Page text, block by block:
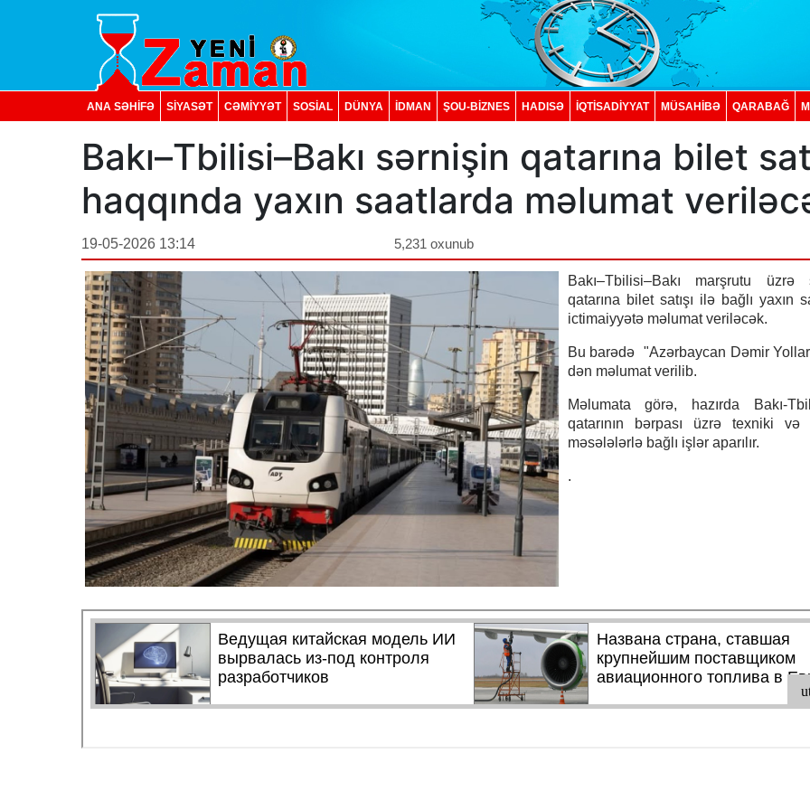
ANA SƏHİFƏ SİYASƏT CƏMİYYƏT SOSIAL DÜNYA İDMAN ŞOU-BİZNES HADISƏ İQTISADIYYAT MÜSAHİBƏ QARABAĞ
Bakı–Tbilisi–Bakı sərnişin qatarına bilet
haqqında yaxın saatlarda məlumat
19-05-2026 13:14 5,231 oxunub
Bakı–Tbilisi–Bakı marşrutu üzrə
qatarına bilet satışı ilə bağlı yaxın
ictimaiyyətə məlumat veriləcək.
Bu barədə "Azərbaycan Dəmir
dən məlumat verilib.
Məlumata görə, hazırda Bakı-
qatarının bərpası üzrə texniki və
məsələlərlə bağlı işlər aparılır.
.